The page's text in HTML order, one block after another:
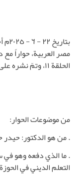
مصر العربية، حواراً
الحلقة ١١، وتمّ نشره على قناته على اليوتيوب.
من موضوعات الحوار:
. من هو الدكتور: حيدر
التعلم الديني في